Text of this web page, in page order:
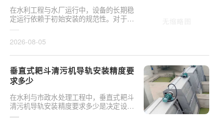
在水利工程与水厂运行中，设备的长期稳
定运行依赖于初始安装的规范性。对于泵
站核心拦污设备而言，其倾斜度直接影响
2026-08-05
垂直式耙斗清污机导轨安装精度要
求多少
在水利与市政水处理工程中，垂直式耙斗
清污机导轨安装精度要求多少是决定设备
运行平稳性的核心**。导轨作为耙斗上下